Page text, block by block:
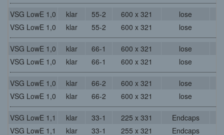
VSG LowE 1,0 klar 55-2 600 x 321
lose
VSG LowE 1,0
klar 55-2 600 x 321 lose
VSG LowE 1,0 klar 66-1 600 x 321
lose
VSG LowE 1,0
klar 66-1 600 x 321 lose
VSG LowE 1,0 klar 66-2 600 x 321
lose
VSG LowE 1,0
klar 66-2 600 x 321 lose
VSG LowE 1,1 klar 33-1 225 x 331
Endcaps
VSG LowE 1,1
klar 33-1 255 x 321 Endcaps